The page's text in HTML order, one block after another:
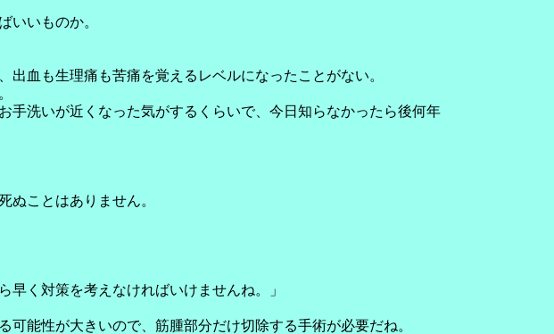
いいものか。
血も生理痛も苦痛を覚えるレベルになったことがない。
洗いが近くなった気がするくらいで、今日知らなかったら後何年
ぬことはありません。
く対策を考えなければいけませんね。」
能性が大きいので、筋腫部分だけ切除する手術が必要だね。